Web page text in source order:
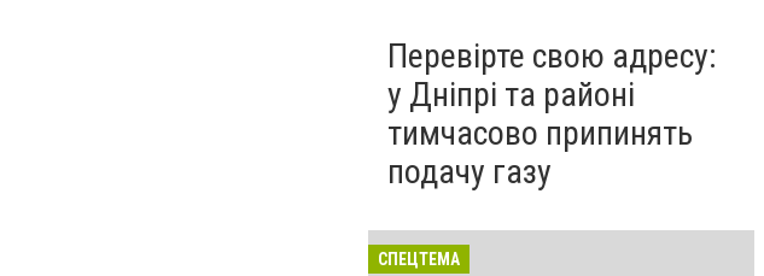
Перевірте свою адресу:
у Дніпрі та районі
тимчасово припинять
подачу газу
СПЕЦТЕМА